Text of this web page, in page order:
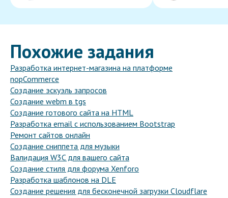
Похожие задания
Разработка интернет-магазина на платформе
nopCommerce
Создание эскуэль запросов
Создание webm в tgs
Создание готового сайта на HTML
Разработка email с использованием Bootstrap
Ремонт сайтов онлайн
Создание сниппета для музыки
Валидация W3C для вашего сайта
Создание стиля для форума Xenforo
Разработка шаблонов на DLE
Создание решения для бесконечной загрузки Cloudflare